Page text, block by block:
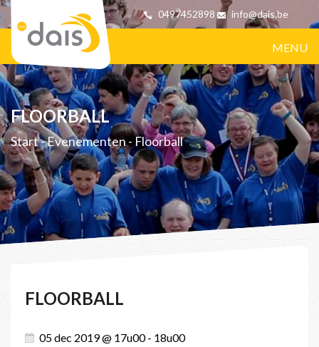
0497452898 info@dais.be
MENU
FLOORBALL
Start-Evenementen-Floorball
FLOORBALL
05 dec 2019 @ 17u00 - 18u00